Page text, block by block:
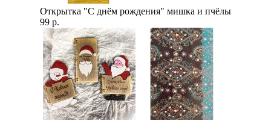
Открытка "С днём рождения" мишка и пчёлы
99 р.